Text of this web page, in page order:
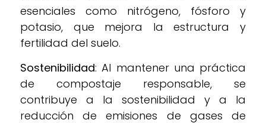
esenciales como nitrógeno, fósforo y
potasio, que mejora la estructura y
fertilidad del suelo.
Sostenibilidad: Al mantener una práctica
de compostaje responsable, se
contribuye a la sostenibilidad y a la
reducción de emisiones de gases de